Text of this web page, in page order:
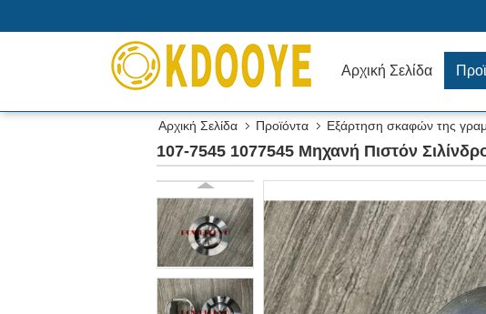
Αρχική Σελίδα
Αρχική Σελίδα Προϊόντα Εξάρτηση σκαφών της
107-7545 1077545 Μηχανή Πιστόν